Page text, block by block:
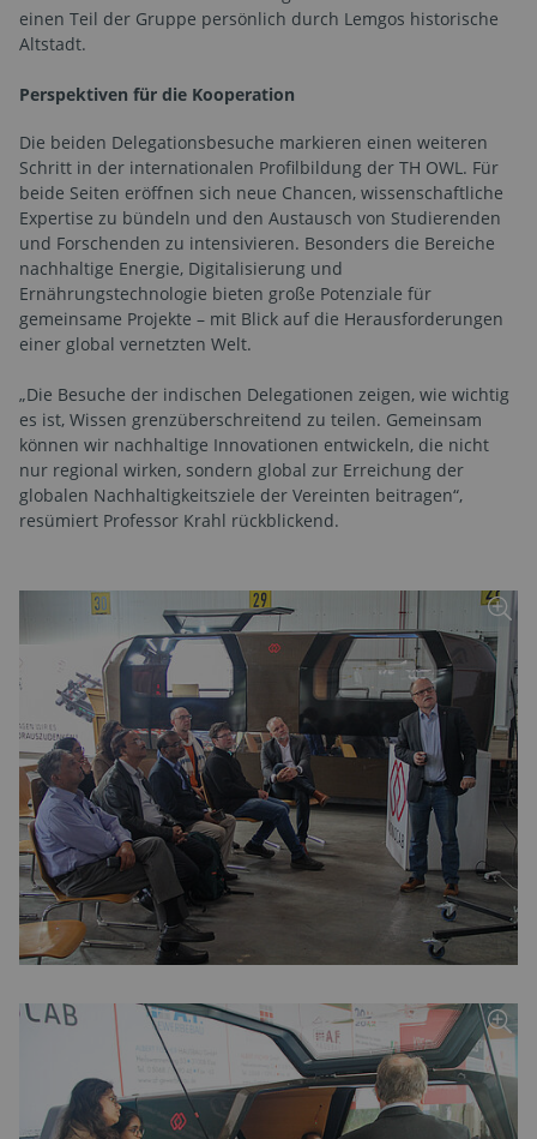
einen Teil der Gruppe persönlich durch Lemgos historische
Altstadt.
Perspektiven für die Kooperation
Die beiden Delegationsbesuche markieren einen weiteren
Schritt in der internationalen Profilbildung der TH OWL. Für
beide Seiten eröffnen sich neue Chancen, wissenschaftliche
Expertise zu bündeln und den Austausch von Studierenden
und Forschenden zu intensivieren. Besonders die Bereiche
nachhaltige Energie, Digitalisierung und
Ernährungstechnologie bieten große Potenziale für
gemeinsame Projekte – mit Blick auf die Herausforderungen
einer global vernetzten Welt.
„Die Besuche der indischen Delegationen zeigen, wie wichtig
es ist, Wissen grenzüberschreitend zu teilen. Gemeinsam
können wir nachhaltige Innovationen entwickeln, die nicht
nur regional wirken, sondern global zur Erreichung der
globalen Nachhaltigkeitsziele der Vereinten beitragen“,
resümiert Professor Krahl rückblickend.